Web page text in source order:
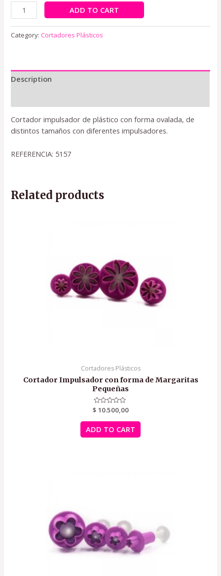
ADD TO CART
Category: Cortadores Plásticos
Description
Cortador impulsador de plástico con forma ovalada, de
distintos tamaños con diferentes impulsadores.
REFERENCIA: 5157
Related products
Cortadores Plásticos
Cortador Impulsador con forma de Margaritas
Pequeñas
Rated
out
of
5
$10.500,00
ADD TO CART